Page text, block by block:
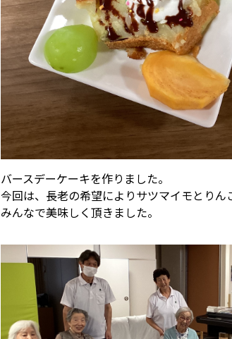
バースデーケーキを作りました。
今回は、長老の希望によりサツマイモとりん
みんなで美味しく頂きました。